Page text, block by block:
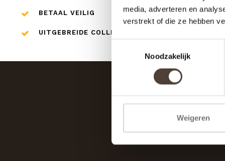
media, adverteren en
verstrekt of die ze hebben
Noodzakelijk
Weigeren
BETAAL VEILIG
UITGEBREIDE COLLECTIE